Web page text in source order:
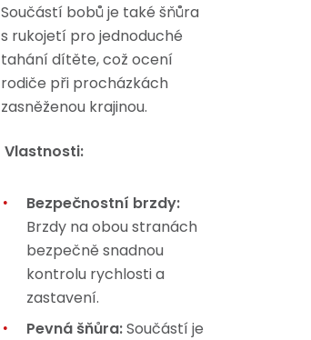
Součástí bobů je také šňůra
s rukojetí pro jednoduché
tahání dítěte, což ocení
rodiče při procházkách
zasněženou krajinou.
Vlastnosti:
Bezpečnostní brzdy:
Brzdy na obou stranách
bezpečně snadnou
kontrolu rychlosti a
zastavení.
Pevná šňůra:Součástí je